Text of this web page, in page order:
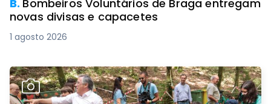
B. Bombeiros Voluntários de Braga entregam
novas divisas e capacetes
1 agosto 2026